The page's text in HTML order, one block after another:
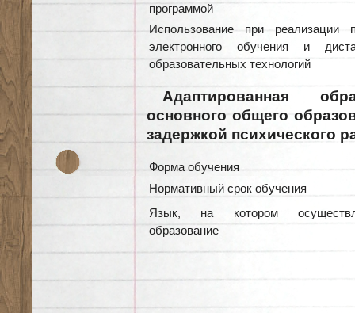
программой
Использование при реализации
электронного обучения и
образовательных технологий
Адаптированная
основного общего
задержкой психического
Форма обучения
Нормативный срок обучения
Язык, на котором
образование